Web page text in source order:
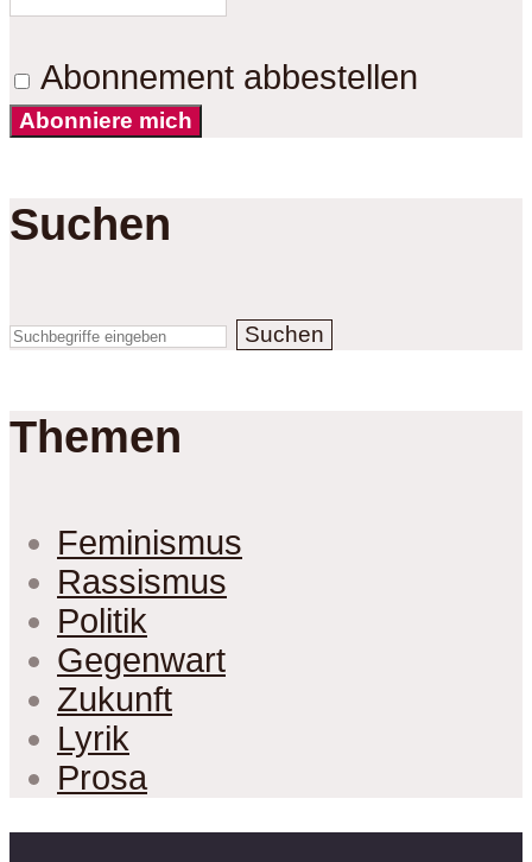
Abonnement abbestellen
Abonniere mich
Suchen
Suchen
Themen
Feminismus
Rassismus
Politik
Gegenwart
Zukunft
Lyrik
Prosa